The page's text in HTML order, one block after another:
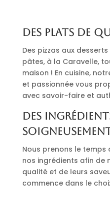
Des plats de
Des pizzas aux
pâtes, à la Caravelle,
maison ! En cuisine,
et passionnée vous
avec savoir-faire et
Des
Nous prenons le
nos ingrédients afin de
qualité et de leurs
commence dans le